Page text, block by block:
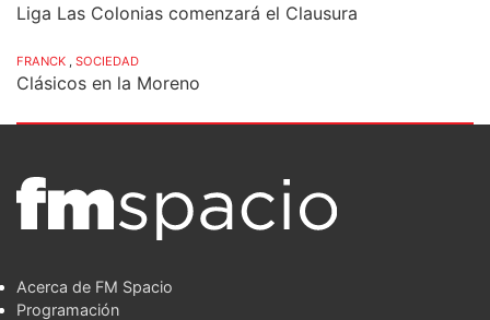
Liga Las Colonias comenzará el Clausura
FRANCK , SOCIEDAD
Clásicos en la Moreno
Acerca de FM Spacio
Programación